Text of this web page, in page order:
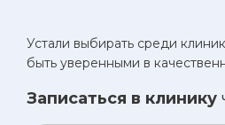
Устали выбирать среди
быть уверенными в
Записаться в клинику